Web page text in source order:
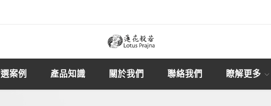
案例 產品知識 關於我們 聯絡我們 瞭解更多